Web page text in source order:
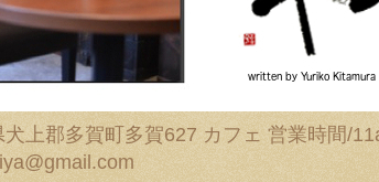
犬上郡多賀町多賀627 カフェ 営業時間/